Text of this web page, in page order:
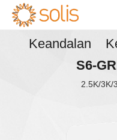
Keandalan
S6-
2.5K/3K/